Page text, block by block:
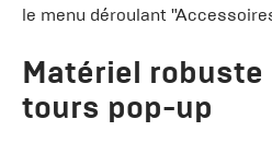
le menu déroulant
Matériel robuste
tours pop-up